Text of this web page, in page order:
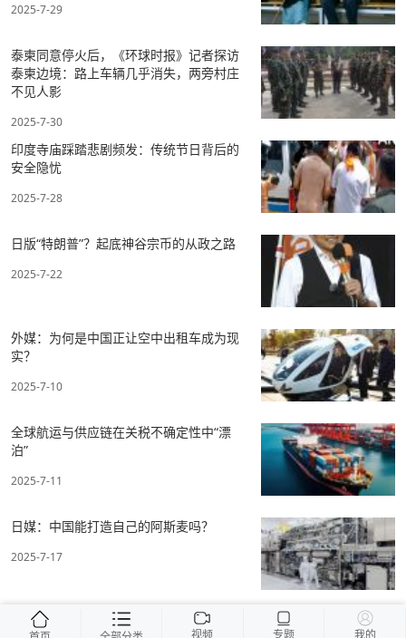
2025-7-29
泰柬同意停火后，《环球时报》记者探访
泰柬边境：路上车辆几乎消失，两旁村庄
不见人影
2025-7-30
印度寺庙踩踏悲剧频发：传统节日背后的
安全隐忧
2025-7-28
日版“特朗普”？起底神谷宗币的从政之路
2025-7-22
外媒：为何是中国正让空中出租车成为现
实？
2025-7-10
全球航运与供应链在关税不确定性中“漂
泊”
2025-7-11
日媒：中国能打造自己的阿斯麦吗？
2025-7-17
视频 专题 我的